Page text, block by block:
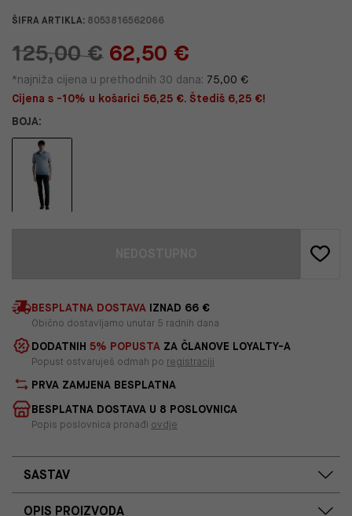
ŠIFRA ARTIKLA: 8053816562066
125,00 € 62,50 €
*najniža cijena u prethodnih 30 dana: 75,00 €
Cijena s -10% u košarici 56,25 €. Štediš 6,25 €!
BOJA:
BESPLATNA DOSTAVA IZNAD 66 €
Obično dostavljamo unutar 5 radnih dana
DODATNIH 5% POPUSTA ZA ČLANOVE LOYALTY-A
Popust ostvaruješ odmah po registraciji
PRVA ZAMJENA BESPLATNA
BESPLATNA DOSTAVA U 8 POSLOVNICA
Popis poslovnica pronađi ovdje
SASTAV
OPIS PROIZVODA